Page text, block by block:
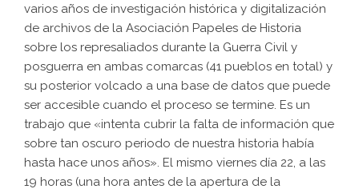
varios años de investigación histórica y digitalización
de archivos de la Asociación Papeles de Historia
sobre los represaliados durante la Guerra Civil y
posguerra en ambas comarcas (41 pueblos en total) y
su posterior volcado a una base de datos que puede
ser accesible cuando el proceso se termine. Es un
trabajo que «intenta cubrir la falta de información que
sobre tan oscuro periodo de nuestra historia había
hasta hace unos años». El mismo viernes día 22, a las
19 horas (una hora antes de la apertura de la